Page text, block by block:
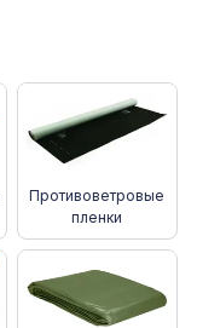
Противоветровые
пленки